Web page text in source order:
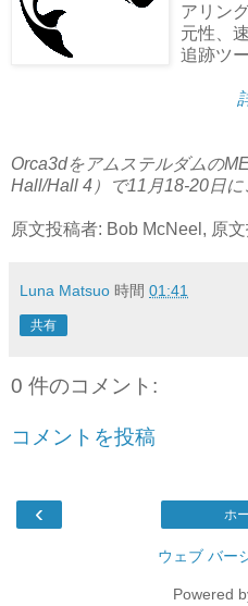
アリン
元性、
追跡ツ
Orca3dをアムステルダムの
Hall/Hall 4）で11月18-20日に
原文投稿者: Bob McNeel, 原
Luna Matsuo 時間 01:41
共有
0 件のコメント:
コメントを投稿
‹ ホ
ウェブ バー
Powered